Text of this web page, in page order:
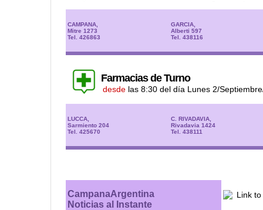
CAMPANA,
Mitre 1273
Tel. 426863
GARCIA,
Alberti 597
Tel. 438116
Farmacias de Turno
desde las 8:30 del día Lunes 2/
LUCCA,
Sarmiento 204
Tel. 425670
C. RIVADAVIA,
Rivadavia 1424
Tel. 438111
CampanaArgentina
Noticias al Instante